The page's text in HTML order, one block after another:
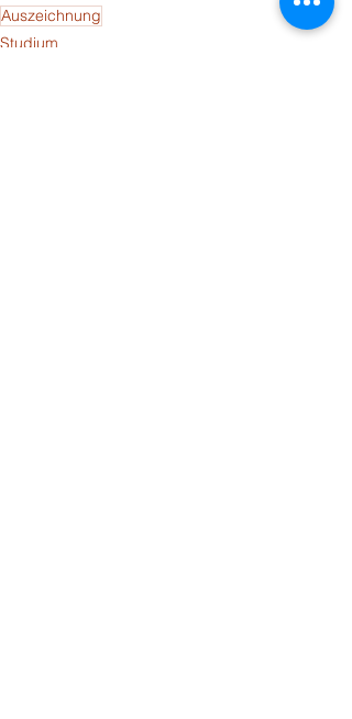
Auszeichnung
Studium